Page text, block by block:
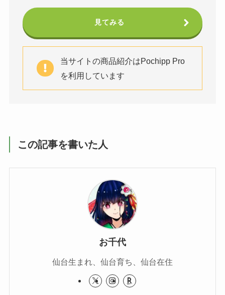
見てみる
当サイトの商品紹介はPochipp Pro
を利用しています
この記事を書いた人
お千代
仙台生まれ、仙台育ち、仙台在住